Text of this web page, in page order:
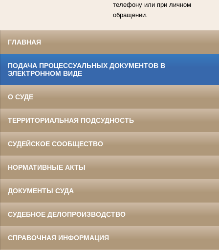
телефону или при личном
обращении.
ГЛАВНАЯ
ПОДАЧА ПРОЦЕССУАЛЬНЫХ ДОКУМЕНТОВ В
ЭЛЕКТРОННОМ ВИДЕ
О СУДЕ
ТЕРРИТОРИАЛЬНАЯ ПОДСУДНОСТЬ
СУДЕЙСКОЕ СООБЩЕСТВО
НОРМАТИВНЫЕ АКТЫ
ДОКУМЕНТЫ СУДА
СУДЕБНОЕ ДЕЛОПРОИЗВОДСТВО
СПРАВОЧНАЯ ИНФОРМАЦИЯ